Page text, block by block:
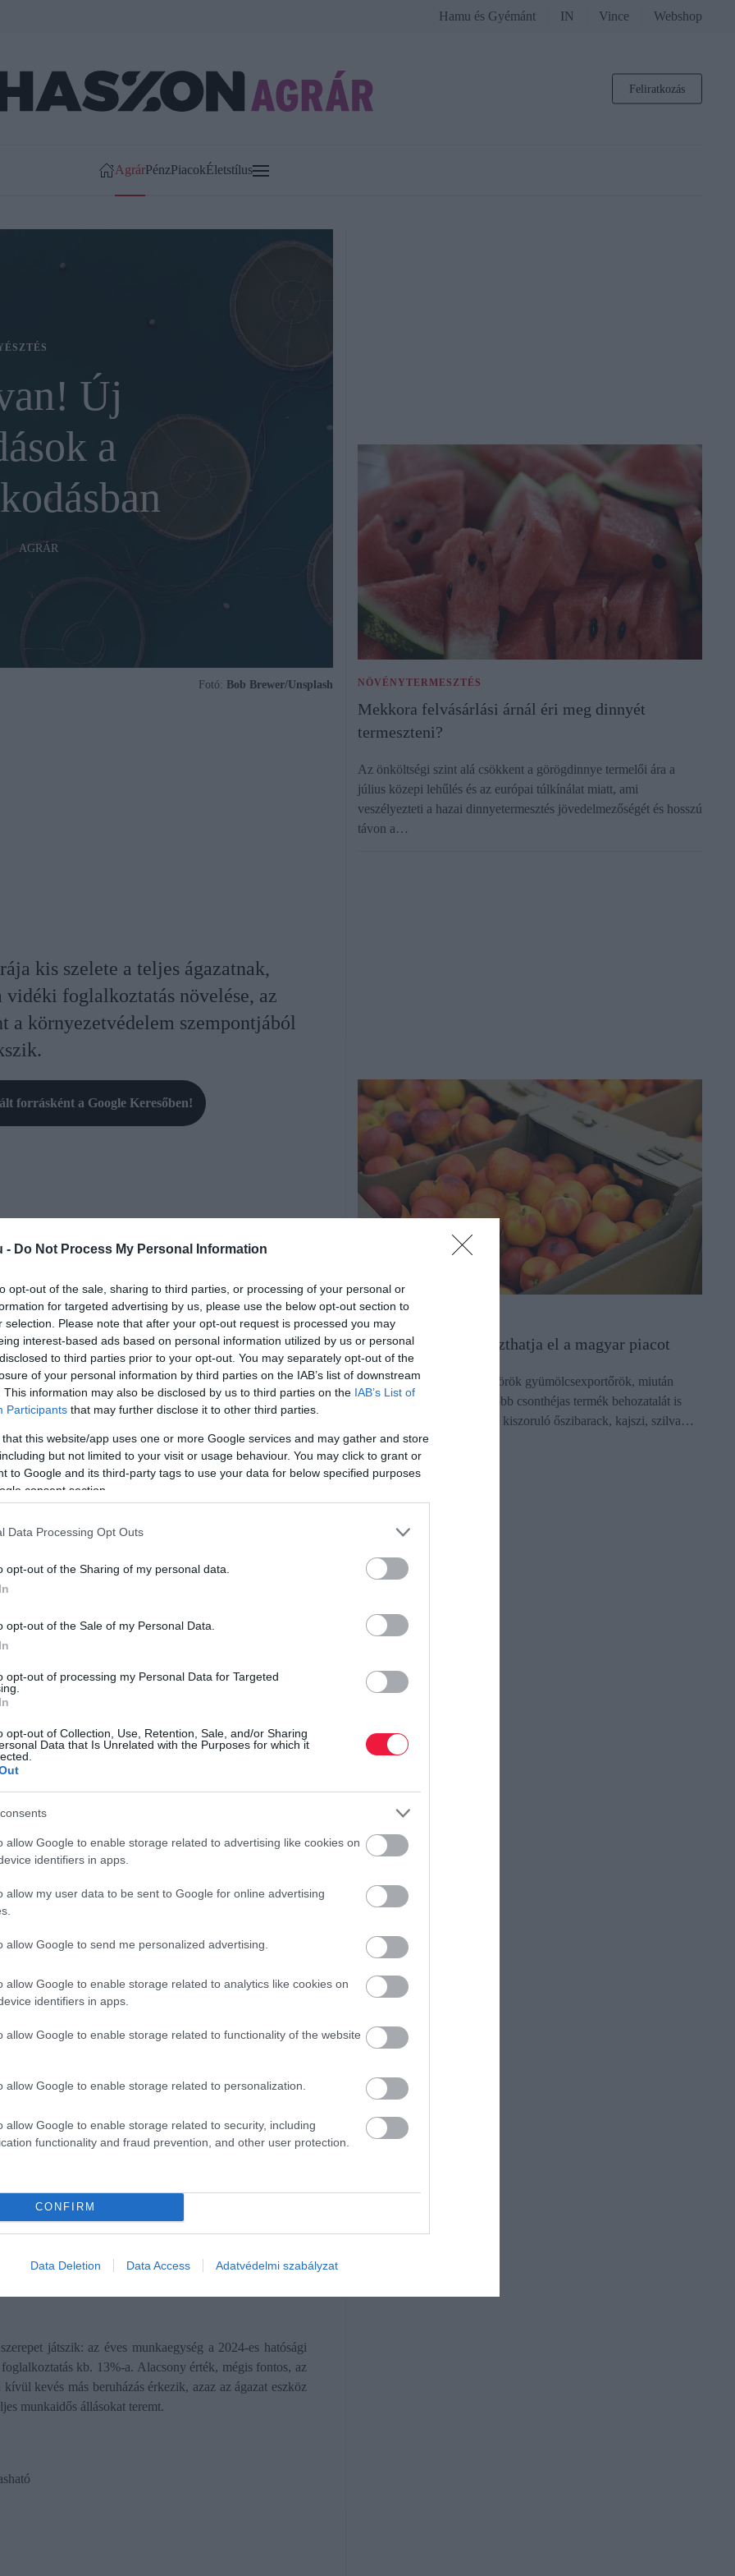
- Do Not Process My Personal Information
opt-out of the sale, sharing to third parties, or processing of your personal or
for targeted advertising by us, please use the below opt-out section to
selection. Please note that after your opt-out request is processed you may
interest-based ads based on personal information utilized by us or personal
to third parties prior to your opt-out. You may separately opt-out of the
of your personal information by third parties on the IAB’s list of downstream
This information may also be disclosed by us to third parties on the IAB’s List of
Participants that may further disclose it to other third parties.
that this website/app uses one or more Google services and may gather and store
but not limited to your visit or usage behaviour. You may click to grant or
to Google and its third-party tags to use your data for below specified purposes
consent section.
Data Processing Opt Outs
opt-out of the Sharing of my personal data.
opt-out of the Sale of my Personal Data.
opt-out of processing my Personal Data for Targeted
opt-out of Collection, Use, Retention, Sale, and/or Sharing
Data that Is Unrelated with the Purposes for which it
allow Google to enable storage related to advertising like cookies on
identifiers in apps.
allow my user data to be sent to Google for online advertising
allow Google to send me personalized advertising.
allow Google to enable storage related to analytics like cookies on
identifiers in apps.
allow Google to enable storage related to functionality of the website
allow Google to enable storage related to personalization.
allow Google to enable storage related to security, including
functionality and fraud prevention, and other user protection.
CONFIRM
Data Deletion Data Access Adatvédelmi szabályzat
Hamu és Gyémánt IN Vince Webshop
Feliratkozás
AgrárPénzPiacokÉletstílus
Új
a
AGRÁR
Fotó: Bob Brewer/Unsplash
kis szelete a teljes ágazatnak,
foglalkoztatás növelése, az
a környezetvédelem szempontjából
forrásként a Google Keresőben!
az Albufera lagúnából származó, hagyományos
lehet venni, a kínálat szezononként változik. Áprilisban
évben kapni farkassügért, pontyot, tengeri pérhalat
és a nádvágók ideiglenes kunyhókban laktak –
hajóval volt megközelíthető, ekkor építették az első
ma Valencia Közösség egyik gasztronómiai központja, a
(a mallorcai haltőzsdén például nem). Egy vevő friss vad
eledelét, a ma már borsos árú „all i pebre”-t, egy
egy sűrű, fokhagymás-paprikás angolna pörköltöz
ipari méretű édesvízi halgazdaság, mivel
a hagyományos kisipari halászat és a természetközeli
még mindig lehet akvakultúrás angolnát venni, de ezt
zárt recirkulációs rendszerekben (RAS) tenyésztik.
(MAPA) és a Spanyol Akvakultúra Szövetség
a komplett volumen nagyjából 5,5–6%-a volt
kimutatása szerint Spanyolország az EU teljes
is marginális.
(19 milliárd euró), ugyanakkor az akvakultúrás
nettó importőr. Ez az utóbbi adat a magas
ágazat is stratégiai fontosságú, elsősorban a vidéki
a fenntartható fehérjeellátás szempontjából. A spanyol
és a szaklapok az akvakultúrát egyöntetűen
ez a legkisebb környezeti terheléssel járó állati fehérje
kg/állati fehérje vonatkozásban lényegesen
a kontinentális farmok (pl. a pisztrángosok) nem
jobb minőségben.
ami a mediterrán étrend alapja, miközben csökkenti az
játszik: az éves munkaegység a 2024-es hatósági
kb. 13%-a. Alacsony érték, mégis fontos, az
kevés más beruházás érkezik, azaz az ágazat eszköz
munkaidős állásokat teremt.
NÖVÉNYTERMESZTÉS
Mekkora felvásárlási árnál éri meg dinnyét
termeszteni?
Az önköltségi szint alá csökkent a görögdinnye termelői ára a
július közepi lehűlés és az európai túlkínálat miatt, ami
veszélyezteti a hazai dinnyetermesztés jövedelmezőségét és hosszú
távon a…
Török gyümölcs áraszthatja el a magyar piacot
Új piacokat kereshetnek a török gyümölcsexportőrök, miután
Oroszország július 18-tól több csonthéjas termék behozatalát is
korlátozta. Az orosz piacról kiszoruló őszibarack, kajszi, szilva…
rectangle